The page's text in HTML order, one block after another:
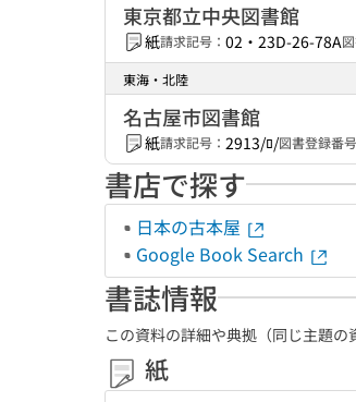
東京都立中央図書館
紙請求記号： 02・23D-26-78A
東海・北陸
名古屋市図書館
紙請求記号： 2913/ﾛ/図書登録番号
書店で探す
日本の古本屋
Google Book Search
書誌情報
この資料の詳細や典拠（同じ主題の
紙